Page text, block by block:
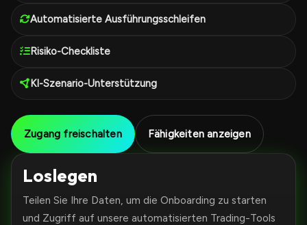
Automatisierte Ausführungsschleifen
Risiko-Checkliste
KI-Szenario-Unterstützung
Zugang freischalten Fähigkeiten anzeigen
Loslegen
Teilen Sie Ihre Daten, um die Onboarding zu starten
und Zugriff auf unsere automatisierten Trading-Tools